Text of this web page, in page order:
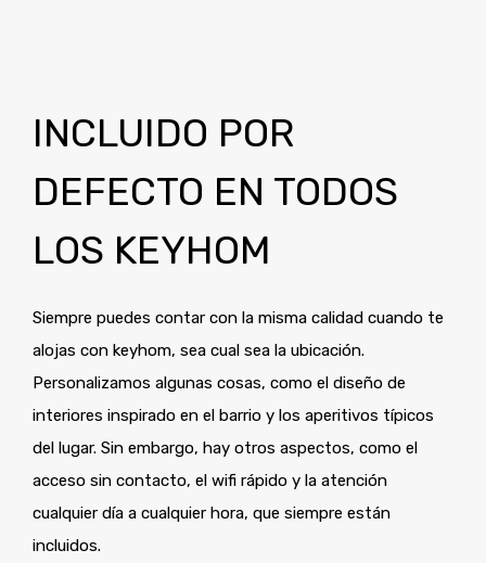
INCLUIDO POR
DEFECTO EN TODOS
LOS KEYHOM
Siempre puedes contar con la misma calidad cuando te
alojas con keyhom, sea cual sea la ubicación.
Personalizamos algunas cosas, como el diseño de
interiores inspirado en el barrio y los aperitivos típicos
del lugar. Sin embargo, hay otros aspectos, como el
acceso sin contacto, el wifi rápido y la atención
cualquier día a cualquier hora, que siempre están
incluidos.